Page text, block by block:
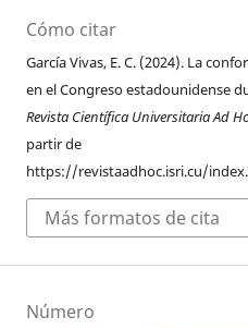
Cómo citar
García Vivas, E. C. (2024). La
en el Congreso estadounidense
Revista Científica Universitaria Ad
partir de
https://revistaadhoc.isri.cu/
Más formatos de cita
Número